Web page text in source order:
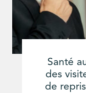
Santé
des
de